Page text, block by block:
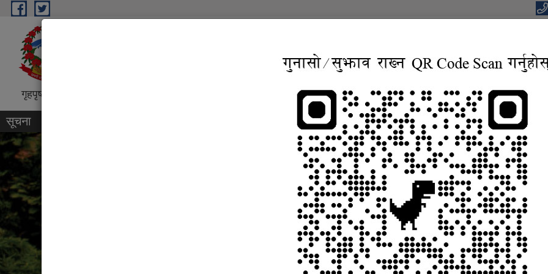
Skip to main content
“शिक्षा, स्वास्थ्य, पर्यटन तथा व्यापारिक पुर्वाधार, बहुसाँस्कृतिक, आवासिय समृद्ध शहर”
गृहपृष्ठ सूचना तथा जानकारी निर्णयहरु कानुन विद्युतिय सुशासन सेवा
सूचना